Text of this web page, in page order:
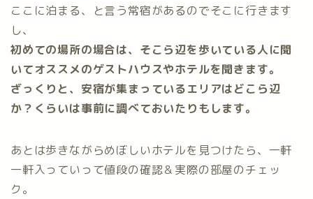
ここに泊まる、と言う常宿があるのでそこに行きます
し、
初めての場所の場合は、そこら辺を歩いている人に聞
いてオススメのゲストハウスやホテルを聞きます。
ざっくりと、安宿が集まっているエリアはどこら辺
か？くらいは事前に調べておいたりもします。
あとは歩きながらめぼしいホテルを見つけたら、一軒
一軒入っていって値段の確認＆実際の部屋のチェッ
ク。